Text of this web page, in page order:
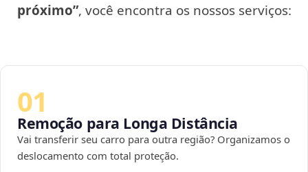
próximo”, você encontra os nossos serviços:
01
Remoção para Longa Distância
Vai transferir seu carro para outra região? Organizamos o
deslocamento com total proteção.